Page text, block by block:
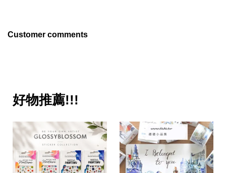
Customer comments
好物推薦!!!